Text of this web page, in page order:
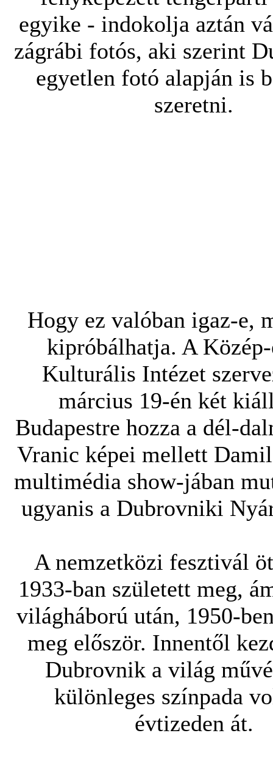
egyike - indokolja aztán
zágrábi fotós, aki szerint
egyetlen fotó alapján is
szeretni.
Hogy ez valóban igaz-e,
kipróbálhatja. A
Kulturális Intézet
március 19-én két
Budapestre hozza a dél-
Vranic képei mellett
multimédia show-jában
ugyanis a Dubrovniki
A nemzetközi fesztivál
1933-ban született meg,
világháború után, 1950-
meg először. Innentől
Dubrovnik a világ
különleges színpada
évtizeden át.